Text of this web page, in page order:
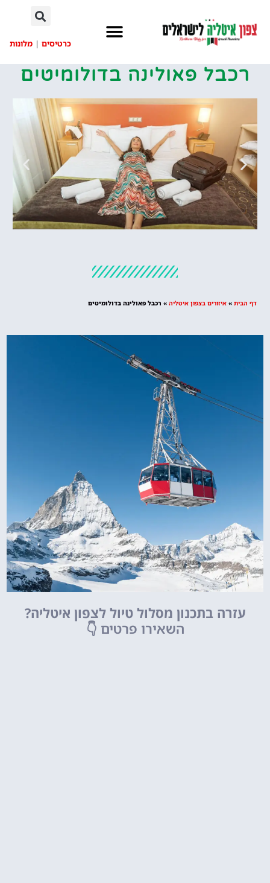
כרטיסים | מלונות
רכבל פאולינה בדולומיטים
מציאת מלון
דף הבית » איזורים בצפון איטליה » רכבל פאולינה בדולומיטים
עזרה בתכנון מסלול טיול לצפון איטליה?
השאירו פרטים 👇